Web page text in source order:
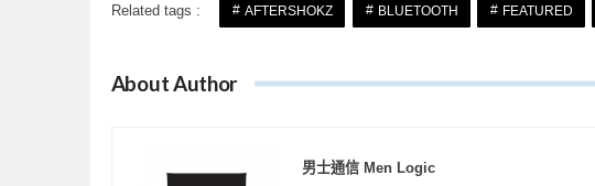
Related tags : AFTERSHOKZ BLUETOOTH FEATURED
About Author
男士通信 Men Logic